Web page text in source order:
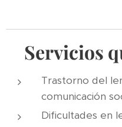
Servicios
Trastorno del
comunicación
Dificultades en